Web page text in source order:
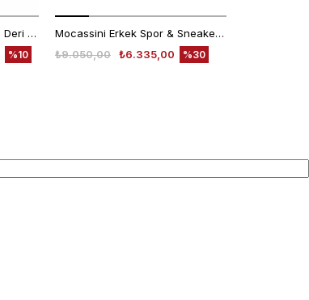
Franceschetti Erkek Hakiki Deri Kauçuk Taban Mavi Spor & Sneaker Ayakkabı
%10
Mocassini Erkek Spor & Sneaker Ayakkabı D2506X
₺6.335,00
₺9.050,00 %30